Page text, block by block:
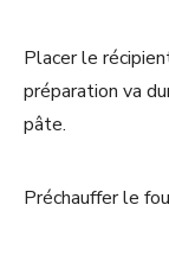
Placer le
préparation va
pâte.
Préchauffer le